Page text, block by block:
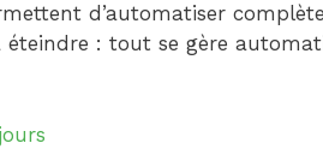
d’automatiser
éteindre : tout se gère